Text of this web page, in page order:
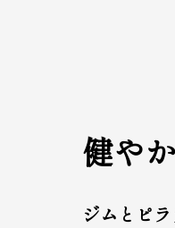
健や
ジムとピ